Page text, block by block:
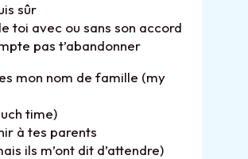
sûr
toi avec ou sans son accord
pas t’abandonner
mon nom de famille (my
time)
à tes parents
ils m’ont dit d’attendre)